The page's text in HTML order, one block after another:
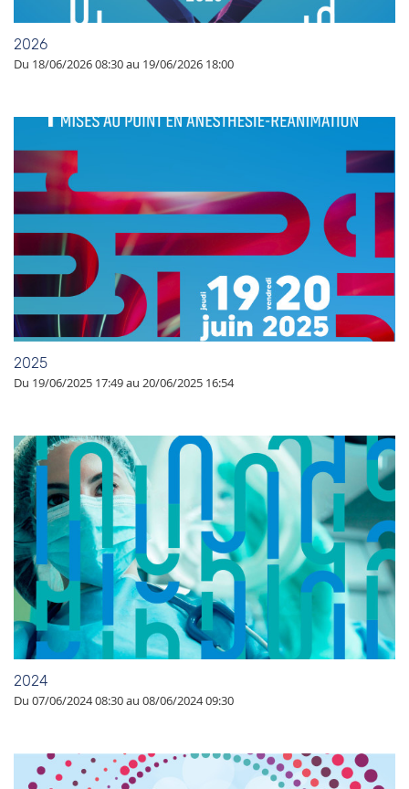
2026
Du 18/06/2026 08:30 au 19/06/2026 18:00
2025
Du 19/06/2025 17:49 au 20/06/2025 16:54
2024
Du 07/06/2024 08:30 au 08/06/2024 09:30